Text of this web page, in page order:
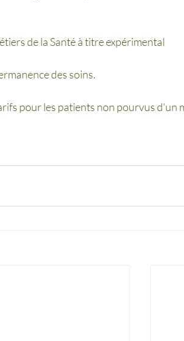
de la Santé à titre expérimental
des soins.
pour les patients non pourvus d'un